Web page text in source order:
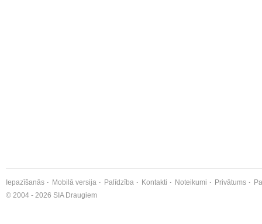
Iepazīšanās Mobilā versija Palīdzība Kontakti Noteikumi Privātums
© 2004 - 2026 SIA Draugiem